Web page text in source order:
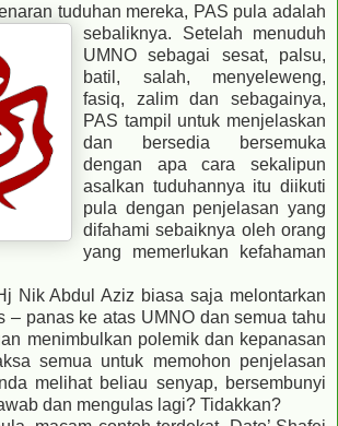
tuduhan mereka, PAS pula adalah
sebaliknya. Setelah menuduh
UMNO sebagai sesat, palsu,
batil, salah, menyeleweng,
fasiq, zalim dan sebagainya,
PAS tampil untuk menjelaskan
dan bersedia bersemuka
dengan apa cara sekalipun
asalkan tuduhannya itu diikuti
pula dengan penjelasan yang
difahami sebaiknya oleh orang
yang memerlukan kefahaman
Nik Abdul Aziz biasa saja melontarkan
– panas ke atas UMNO dan semua tahu
menimbulkan polemik dan kepanasan
semua untuk memohon penjelasan
melihat beliau senyap, bersembunyi
dan mengulas lagi? Tidakkan?